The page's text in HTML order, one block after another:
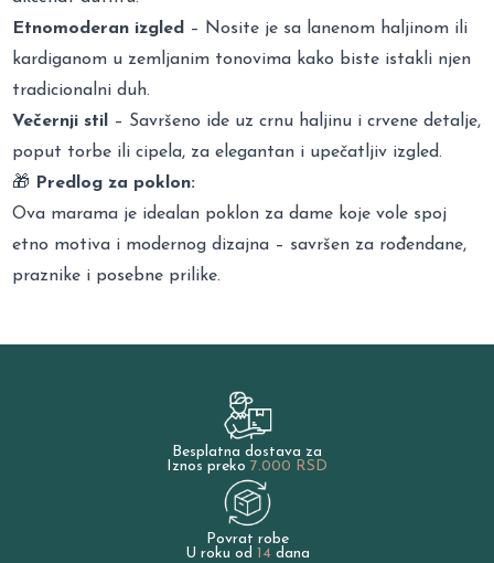
Etnomoderan izgled
– Nosite je sa lanenom haljinom ili
kardiganom u zemljanim tonovima kako biste istakli njen
tradicionalni duh.
Večernji stil
– Savršeno ide uz crnu haljinu i crvene detalje,
poput torbe ili cipela, za elegantan i upečatljiv izgled.
🎁
Predlog za poklon:
Ova marama je idealan poklon za dame koje vole spoj
etno motiva i modernog dizajna – savršen za rođendane,
praznike i posebne prilike.
Besplatna dostava za
Iznos preko 7.000 RSD
Povrat robe
U roku od 14dana